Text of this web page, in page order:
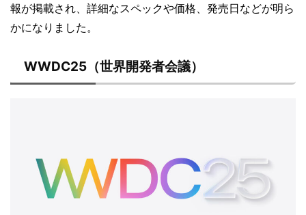
報が掲載され、詳細なスペックや価格、発売日などが明ら
かになりました。
WWDC25（世界開発者会議）